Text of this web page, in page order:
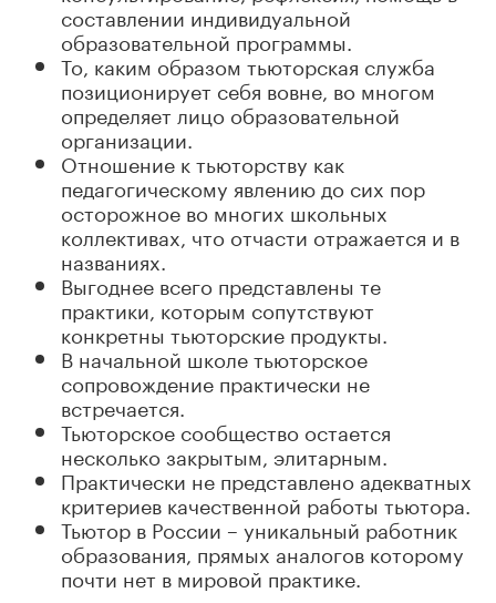
составлении индивидуальной
образовательной программы.
То, каким образом тьюторская служба
позиционирует себя вовне, во многом
определяет лицо образовательной
организации.
Отношение к тьюторству как
педагогическому явлению до сих пор
осторожное во многих школьных
коллективах, что отчасти отражается и в
названиях.
Выгоднее всего представлены те
практики, которым сопутствуют
конкретны тьюторские продукты.
В начальной школе тьюторское
сопровождение практически не
встречается.
Тьюторское сообщество остается
несколько закрытым, элитарным.
Практически не представлено адекватных
критериев качественной работы тьютора.
Тьютор в России – уникальный работник
образования, прямых аналогов которому
почти нет в мировой практике.